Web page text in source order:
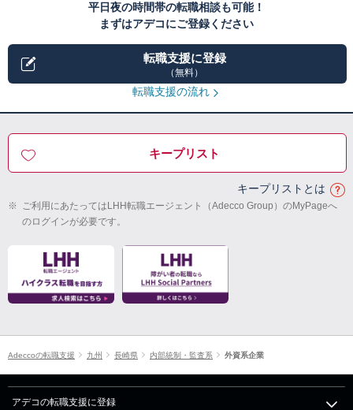
平日夜の時間帯の転職相談も可能！
まずはアデコにご登録ください
転職支援に登録
（無料）
転職支援の流れ
キープリスト
キープリストとは
※ ご利用にあたってはLHH転職エージェント（Adecco Group）のMyPageへ
のログインが必要です。
Adeccoの転職支援 九州 長崎県 内部統制・監査系 外資系企業
アデコの転職支援に登録